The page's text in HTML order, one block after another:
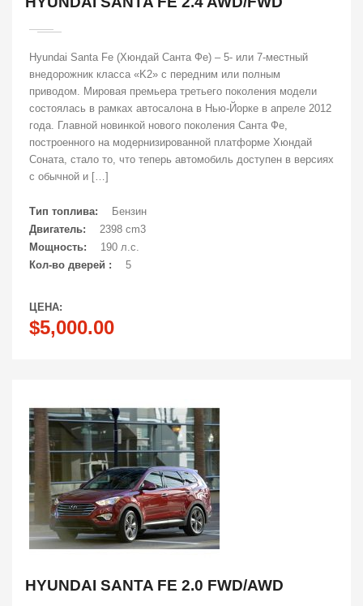
Hyundai Santa Fe (Хюндай Санта Фе) – 5- или 7-местный
внедорожник класса «K2» с передним или полным
приводом. Мировая премьера третьего поколения модели
состоялась в рамках автосалона в Нью-Йорке в апреле 2012
года. Главной новинкой нового поколения Санта Фе,
построенного на модернизированной платформе Хюндай
Соната, стало то, что теперь автомобиль доступен в версиях
с обычной и […]
Тип топлива:
Бензин
Двигатель:
2398 cm3
Мощность:
190 л.с.
Кол-во дверей :
5
ЦЕНА:
$5,000.00
HYUNDAI SANTA FE 2.0 FWD/AWD